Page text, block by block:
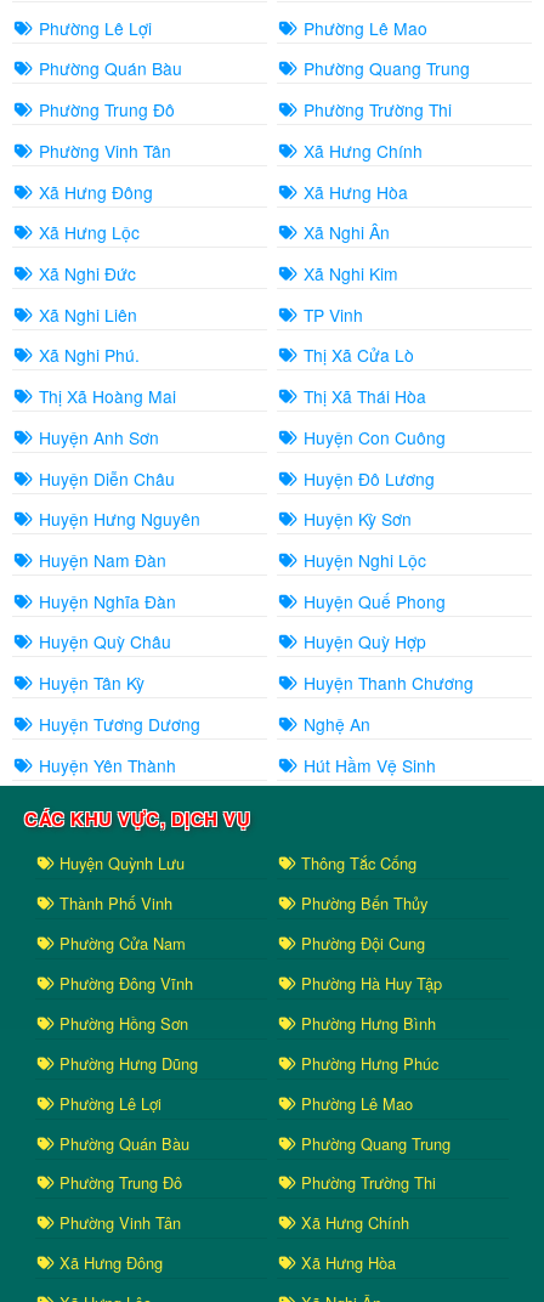
Phường Lê Lợi
Phường Lê Mao
Phường Quán Bàu
Phường Quang Trung
Phường Trung Đô
Phường Trường Thi
Phường Vinh Tân
Xã Hưng Chính
Xã Hưng Đông
Xã Hưng Hòa
Xã Hưng Lộc
Xã Nghi Ân
Xã Nghi Đức
Xã Nghi Kim
Xã Nghi Liên
TP Vinh
Xã Nghi Phú.
Thị Xã Cửa Lò
Thị Xã Hoàng Mai
Thị Xã Thái Hòa
Huyện Anh Sơn
Huyện Con Cuông
Huyện Diễn Châu
Huyện Đô Lương
Huyện Hưng Nguyên
Huyện Kỳ Sơn
Huyện Nam Đàn
Huyện Nghi Lộc
Huyện Nghĩa Đàn
Huyện Quế Phong
Huyện Quỳ Châu
Huyện Quỳ Hợp
Huyện Tân Kỳ
Huyện Thanh Chương
Huyện Tương Dương
Nghệ An
Huyện Yên Thành
Hút Hầm Vệ Sinh
CÁC KHU VỰC, DỊCH VỤ
Huyện Quỳnh Lưu
Thông Tắc Cống
Thành Phố Vinh
Phường Bến Thủy
Phường Cửa Nam
Phường Đội Cung
Phường Đông Vĩnh
Phường Hà Huy Tập
Phường Hồng Sơn
Phường Hưng Bình
Phường Hưng Dũng
Phường Hưng Phúc
Phường Lê Lợi
Phường Lê Mao
Phường Quán Bàu
Phường Quang Trung
Phường Trung Đô
Phường Trường Thi
Phường Vinh Tân
Xã Hưng Chính
Xã Hưng Đông
Xã Hưng Hòa